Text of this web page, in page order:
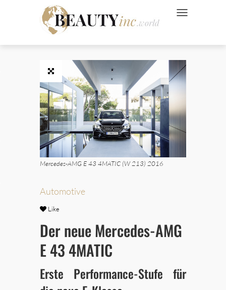
NAVIGATION
Mercedes-AMG E 43 4MATIC (W 213) 2016
Automotive
Like
Der neue Mercedes-AMG
E 43 4MATIC
Erste Performance-Stufe für